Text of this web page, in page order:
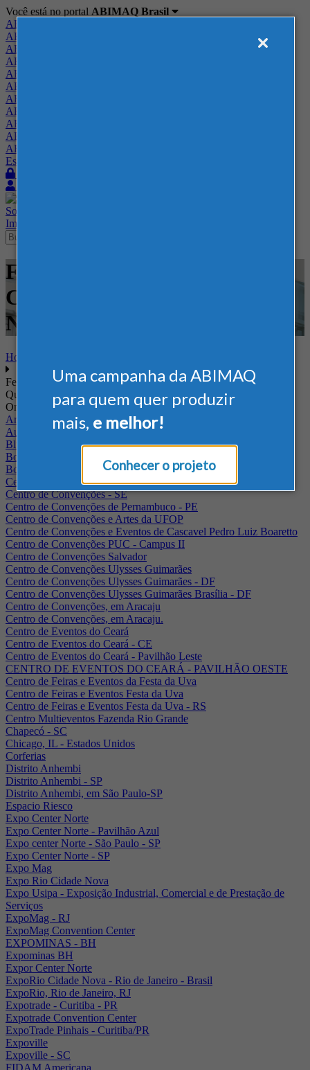
Uma campanha da ABIMAQ
para quem quer produzir
mais, e melhor!
Conhecer o projeto
Você está no portal ABIMAQ Brasil
ABIMAQ Brasil
ABIMAQ Minas Gerais
ABIMAQ Norte-Nordeste
ABIMAQ Paraná
ABIMAQ Piracicaba
ABIMAQ Ribeirão Preto
ABIMAQ Rio de Janeiro
ABIMAQ Rio Grande do Sul
ABIMAQ Santa Catarina
ABIMAQ São Paulo
ABIMAQ Vale do Paraíba
Escritório de Relações Governamentais
Sobre
Imprensa
Feiras - Georgia World
Congress Center - Feira
Nacional - Gráfico
Home
Feiras
Quando
Onde
Arena Jaguariuna
Auditório Albano Franco - FIEPA
Blumenau - SC
BolognaFiere
Boulevard Olimpico - RJ
Centro Internacional de Convenções do Brasil, em Brasília
Centro de Convenções - SE
Centro de Convenções de Pernambuco - PE
Centro de Convenções e Artes da UFOP
Centro de Convenções e Eventos de Cascavel Pedro Luiz Boaretto
Centro de Convenções PUC - Campus II
Centro de Convenções Salvador
Centro de Convenções Ulysses Guimarães
Centro de Convenções Ulysses Guimarães - DF
Centro de Convenções Ulysses Guimarães Brasília - DF
Centro de Convenções, em Aracaju
Centro de Convenções, em Aracaju.
Centro de Eventos do Ceará
Centro de Eventos do Ceará - CE
Centro de Eventos do Ceará - Pavilhão Leste
CENTRO DE EVENTOS DO CEARÁ - PAVILHÃO OESTE
Centro de Feiras e Eventos da Festa da Uva
Centro de Feiras e Eventos Festa da Uva
Centro de Feiras e Eventos Festa da Uva - RS
Centro Multieventos Fazenda Rio Grande
Chapecó - SC
Chicago, IL - Estados Unidos
Corferias
Distrito Anhembi
Distrito Anhembi - SP
Distrito Anhembi, em São Paulo-SP
Espacio Riesco
Expo Center Norte
Expo Center Norte - Pavilhão Azul
Expo center Norte - São Paulo - SP
Expo Center Norte - SP
Expo Mag
Expo Rio Cidade Nova
Expo Usipa - Exposição Industrial, Comercial e de Prestação de
Serviços
ExpoMag - RJ
ExpoMag Convention Center
EXPOMINAS - BH
Expominas BH
Expor Center Norte
ExpoRio Cidade Nova - Rio de Janeiro - Brasil
ExpoRio, Rio de Janeiro, RJ
Expotrade - Curitiba - PR
Expotrade Convention Center
ExpoTrade Pinhais - Curitiba/PR
Expoville
Expoville - SC
FIDAM Americana